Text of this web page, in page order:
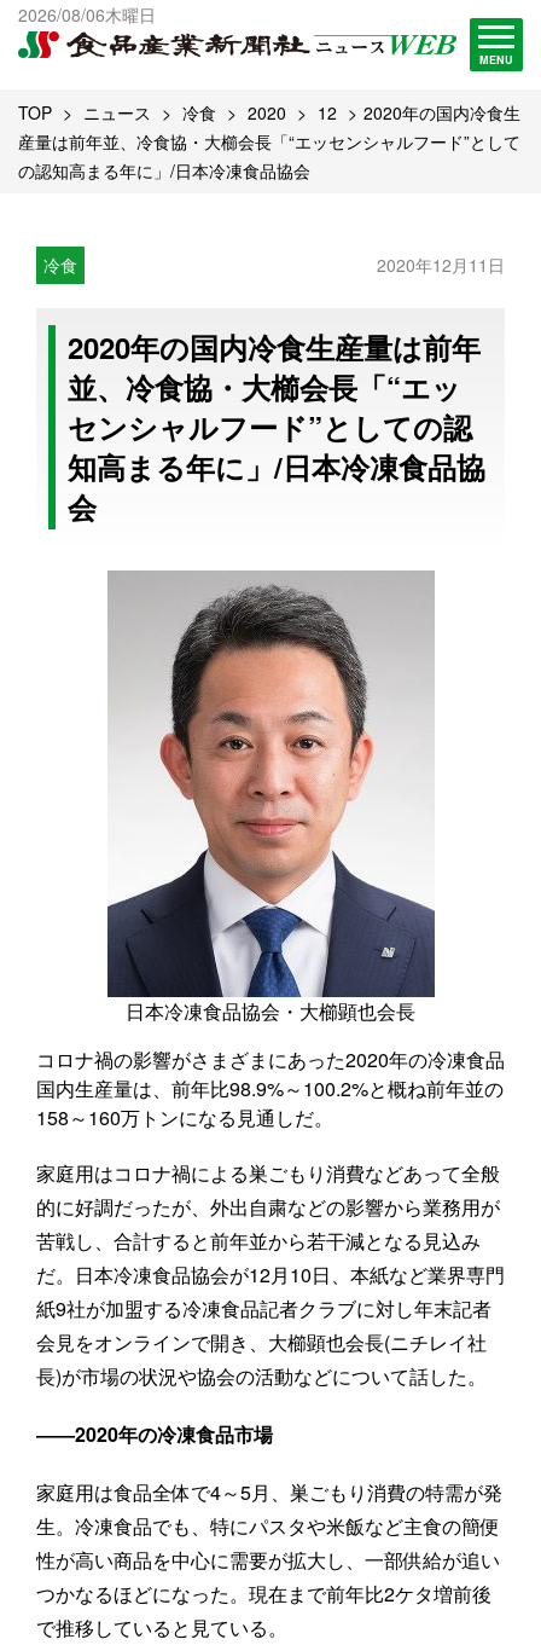
2026/08/06木曜日
MENU
出版物一覧へ
試読・購読申し込み
TOP ニュース 冷食 2020 12
2020年の国内冷食生
産量は前年並、冷食協・大櫛会長「“エッセンシャルフード”として
の認知高まる年に」/日本冷凍食品協会
冷食 2020年12月11日
2020年の国内冷食生産量は前年
並、冷食協・大櫛会長「“エッ
センシャルフード”としての認
知高まる年に」/日本冷凍食品協
会
日本冷凍食品協会・大櫛顕也会長
コロナ禍の影響がさまざまにあった2020年の冷凍食品
国内生産量は、前年比98.9%～100.2%と概ね前年並の
158～160万トンになる見通しだ。
家庭用はコロナ禍による巣ごもり消費などあって全般
的に好調だったが、外出自粛などの影響から業務用が
苦戦し、合計すると前年並から若干減となる見込み
だ。日本冷凍食品協会が12月10日、本紙など業界専門
紙9社が加盟する冷凍食品記者クラブに対し年末記者
会見をオンラインで開き、大櫛顕也会長(ニチレイ社
長)が市場の状況や協会の活動などについて話した。
――2020年の冷凍食品市場
家庭用は食品全体で4～5月、巣ごもり消費の特需が発
生。冷凍食品でも、特にパスタや米飯など主食の簡便
性が高い商品を中心に需要が拡大し、一部供給が追い
つかなるほどになった。現在まで前年比2ケタ増前後
で推移していると見ている。